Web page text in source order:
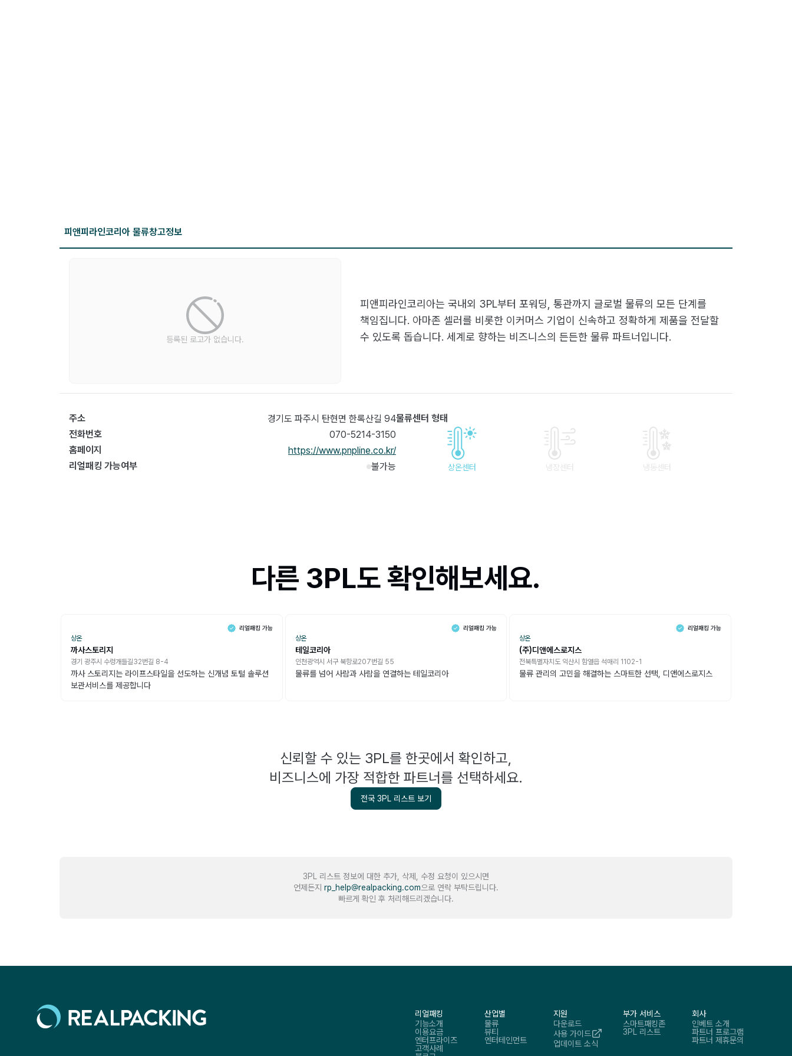
피앤피라인코리아 물류창고정보
등록된 로고가 없습니다.
피앤피라인코리아는 국내외 3PL부터 포워딩, 통관까지 글로벌 물류의 모든 단계를
책임집니다. 아마존 셀러를 비롯한 이커머스 기업이 신속하고 정확하게 제품을 전달할
수 있도록 돕습니다. 세계로 향하는 비즈니스의 든든한 물류 파트너입니다.
주소
경기도 파주시 탄현면 한록산길 94
전화번호
070-5214-3150
홈페이지
https://www.pnpline.co.kr/
리얼패킹 가능여부
불가능
물류센터 형태
상온센터 냉장센터 냉동센터
다른 3PL도 확인해보세요.
상온
까사스토리지
경기 광주시 수렁개들길32번길 8-4
까사 스토리지는 라이프스타일을 선도하는 신개념 토털 솔루션
보관서비스를 제공합니다
상온
테일코리아
인천광역시 서구 북항로207번길 55
물류를 넘어 사람과 사람을 연결하는 테일코리아
상온
(주)디앤에스로지스
전북특별자치도 익산시 함열읍 석매리 1102-1
물류 관리의 고민을 해결하는 스마트한 선택, 디앤에스로지스
신뢰할 수 있는 3PL를 한곳에서 확인하고,
비즈니스에 가장 적합한 파트너를 선택하세요.
전국 3PL 리스트 보기
3PL 리스트 정보에 대한 추가, 삭제, 수정 요청이 있으시면
언제든지 rp_help@realpacking.com으로 연락 부탁드립니다.
빠르게 확인 후 처리해드리겠습니다.
리얼패킹
기능소개
이용요금
엔터프라이즈
고객사례
산업별
물류
뷰티
엔터테인먼트
지원
다운로드
사용 가이드
업데이트 소식
부가 서비스
스마트패킹존
3PL 리스트
회사
인베트 소개
파트너 프로그램
파트너 제휴문의